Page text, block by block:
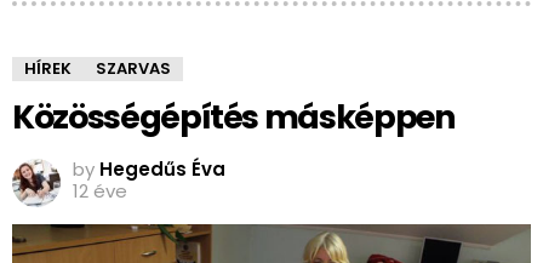
HÍREK SZARVAS
Közösségépítés másképpen
by Hegedűs Éva
12 éve